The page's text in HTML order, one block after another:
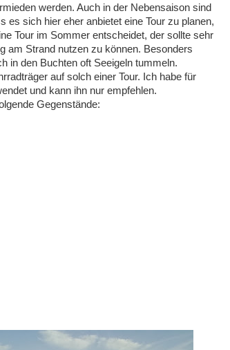
werden. Auch in der Nebensaison sind
es sich hier eher anbietet eine Tour zu planen,
Tour im Sommer entscheidet, der sollte sehr
am Strand nutzen zu können. Besonders
in den Buchten oft Seeigeln tummeln.
auf solch einer Tour. Ich habe für
und kann ihn nur empfehlen.
Gegenstände: